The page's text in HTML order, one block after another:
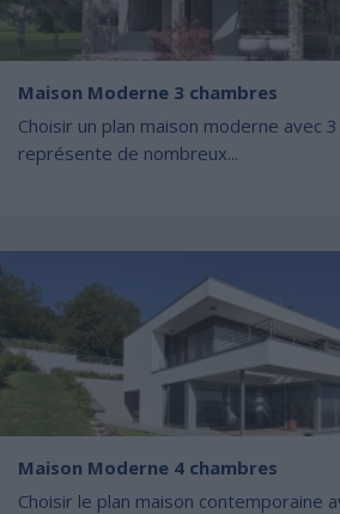
Maison Moderne 3 chambres
Choisir un plan maison moderne avec
représente de nombreux...
Maison Moderne 4 chambres
Choisir le plan maison contemporaine